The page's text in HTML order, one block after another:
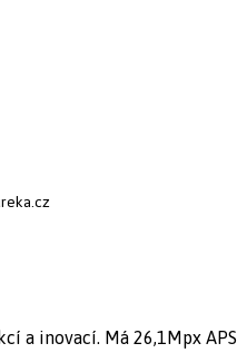
a inovací. Má 26,1Mpx